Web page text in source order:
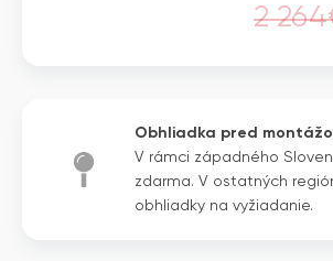
2 264
2
264€.
1
902€.
Obhliadka pred
V rámci západného
zdarma. V ostatných
obhliadky na vyžiadanie.